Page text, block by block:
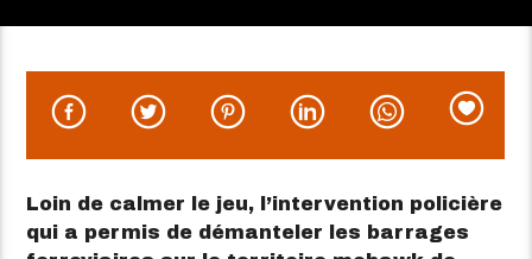
Loin de calmer le jeu, l’intervention policière
qui a permis de démanteler les barrages